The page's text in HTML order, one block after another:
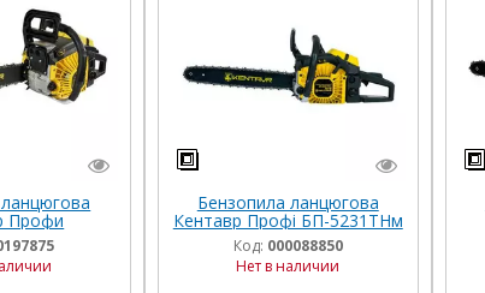
Профи
Бензопила ланцюгова
Кентавр Профі БП-5231ТНм
Код: 000088850
Нет в наличии